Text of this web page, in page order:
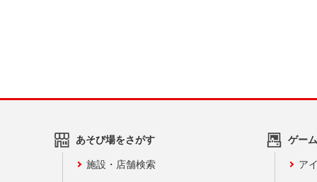
あそび場をさがす
施設・店舗検索
ゲー
ア